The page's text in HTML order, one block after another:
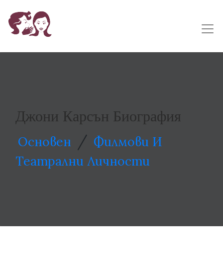
Джони Карсън Биография
Основен / Филмови И
Театрални Личности